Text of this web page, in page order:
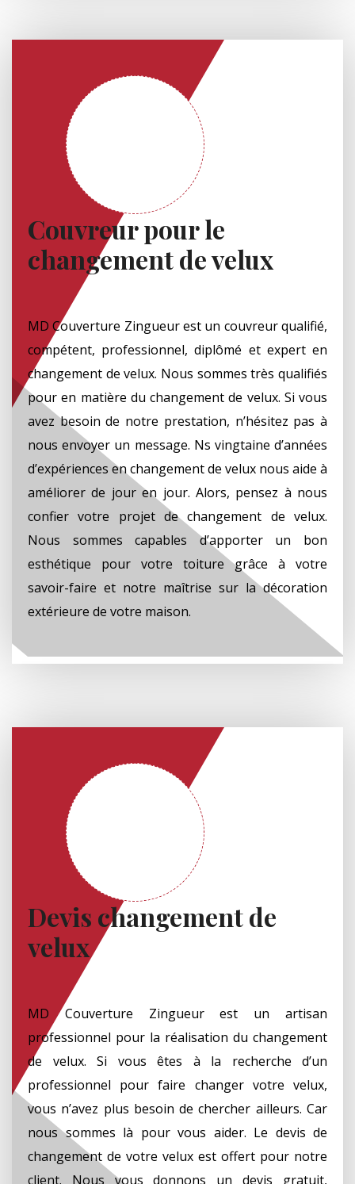
Couvreur pour le
changement de velux
MD Couverture Zingueur est un couvreur qualifié,
compétent, professionnel, diplômé et expert en
changement de velux. Nous sommes très qualifiés
pour en matière du changement de velux. Si vous
avez besoin de notre prestation, n’hésitez pas à
nous envoyer un message. Ns vingtaine d’années
d’expériences en changement de velux nous aide à
améliorer de jour en jour. Alors, pensez à nous
confier votre projet de changement de velux.
Nous sommes capables d’apporter un bon
esthétique pour votre toiture grâce à votre
savoir-faire et notre maîtrise sur la décoration
extérieure de votre maison.
Devis changement de
velux
MD Couverture Zingueur est un artisan
professionnel pour la réalisation du changement
de velux. Si vous êtes à la recherche d’un
professionnel pour faire changer votre velux,
vous n’avez plus besoin de chercher ailleurs. Car
nous sommes là pour vous aider. Le devis de
changement de votre velux est offert pour notre
client. Nous vous donnons un devis gratuit,